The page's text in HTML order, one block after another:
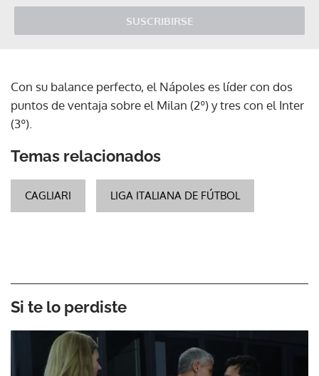
SUSCRIBIRSE
Con su balance perfecto, el Nápoles es líder con dos
puntos de ventaja sobre el Milan (2º) y tres con el Inter
(3º).
Temas relacionados
CAGLIARI LIGA ITALIANA DE FÚTBOL
Si te lo perdiste